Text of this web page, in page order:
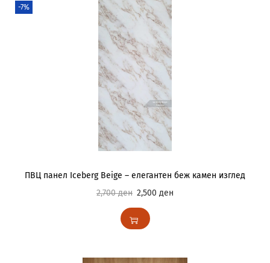
-7%
ПВЦ панел Iceberg Beige – елегантен беж камен изглед
2,700ден 2,500 ден